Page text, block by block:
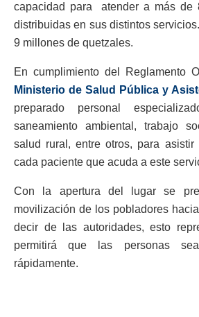
capacidad para atender a más de
distribuidas en sus distintos
9 millones de quetzales.
En cumplimiento del Reglamento
Ministerio de Salud Pública y
preparado personal
saneamiento ambiental, trabajo
salud rural, entre otros, para
cada paciente que acuda a este
Con la apertura del lugar se
movilización de los pobladores
decir de las autoridades, esto
permitirá que las personas
rápidamente.